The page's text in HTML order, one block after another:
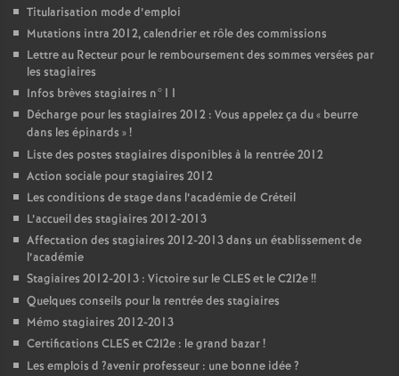
Titularisation mode d’emploi
Mutations intra 2012, calendrier et rôle des commissions
Lettre au Recteur pour le remboursement des sommes versées par
les stagiaires
Infos brèves stagiaires n°11
Décharge pour les stagiaires 2012 : Vous appelez ça du « beurre
dans les épinards »!
Liste des postes stagiaires disponibles à la rentrée 2012
Action sociale pour stagiaires 2012
Les conditions de stage dans l’académie de Créteil
L’accueil des stagiaires 2012-2013
Affectation des stagiaires 2012-2013 dans un établissement de
l’académie
Stagiaires 2012-2013 : Victoire sur leCLESet le C2I2e!!
Quelques conseils pour la rentrée des stagiaires
Mémo stagiaires 2012-2013
Certifications CLESet C2I2e : le grand bazar!
Les emplois d ?avenir professeur : une bonne idée?